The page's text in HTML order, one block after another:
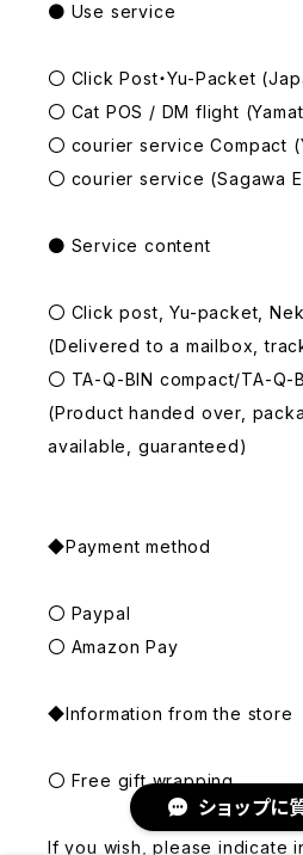
ショップに
● Use service
〇 Click Post・Yu-Packet
〇 Cat POS / DM flight
〇 courier service Compact
〇 courier service (Sagawa
● Service content
〇 Click post, Yu-packet,
(Delivered to a mailbox,
〇 TA-Q-BIN compact/TA-Q-
(Product handed over,
available, guaranteed)
◆Payment method
〇 Paypal
〇 Amazon Pay
◆Information from the store
〇 Free gift wrapping
If you wish, please indicate